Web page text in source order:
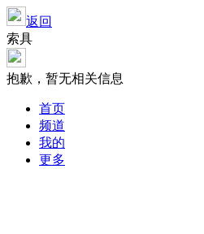
返回
索具
抱歉，暂无相关信息
首页
频道
我的
更多